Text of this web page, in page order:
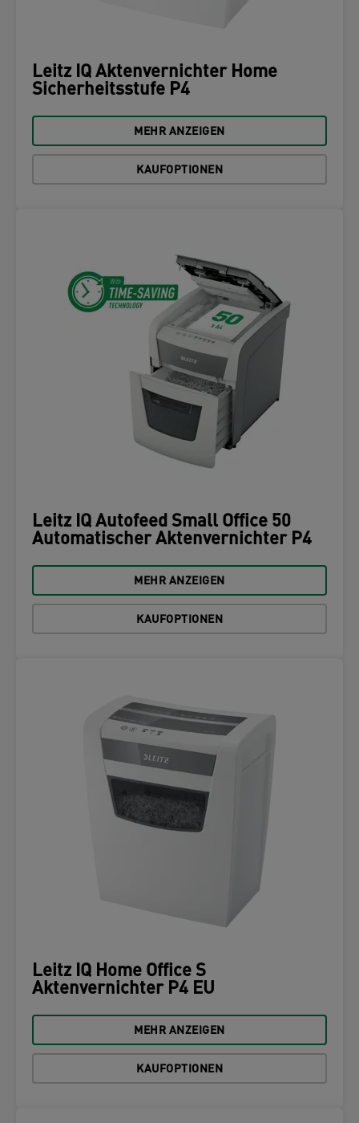
Leitz IQ Aktenvernichter Home
Sicherheitsstufe P4
MEHR ANZEIGEN
KAUFOPTIONEN
Leitz IQ Autofeed Small Office 50
Automatischer Aktenvernichter P4
MEHR ANZEIGEN
KAUFOPTIONEN
Leitz IQ Home Office S
Aktenvernichter P4 EU
MEHR ANZEIGEN
KAUFOPTIONEN